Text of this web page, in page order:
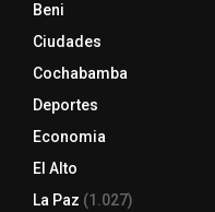
Beni
Ciudades
Cochabamba
Deportes
Economia
El Alto
La Paz (1.027)